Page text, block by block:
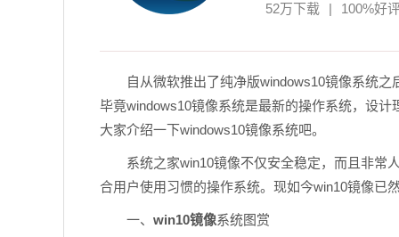
52万下载
| 100%好
自从微软推出了纯净版windows10镜像系统之
毕竟windows10镜像系统是最新的操作系统，设
大家介绍一下windows10镜像系统吧。
系统之家win10镜像不仅安全稳定，而且非常
合用户使用习惯的操作系统。现如今win10镜像已
一、 win10镜像系统图赏